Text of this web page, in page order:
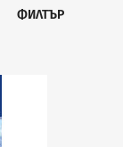
ФИЛТЪР